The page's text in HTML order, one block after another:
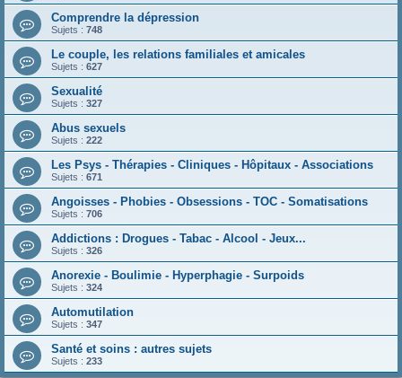
Comprendre la dépression
Sujets : 748
Le couple, les relations familiales et amicales
Sujets : 627
Sexualité
Sujets : 327
Abus sexuels
Sujets : 222
Les Psys - Thérapies - Cliniques - Hôpitaux - Associations
Sujets : 671
Angoisses - Phobies - Obsessions - TOC - Somatisations
Sujets : 706
Addictions : Drogues - Tabac - Alcool - Jeux...
Sujets : 326
Anorexie - Boulimie - Hyperphagie - Surpoids
Sujets : 324
Automutilation
Sujets : 347
Santé et soins : autres sujets
Sujets : 233